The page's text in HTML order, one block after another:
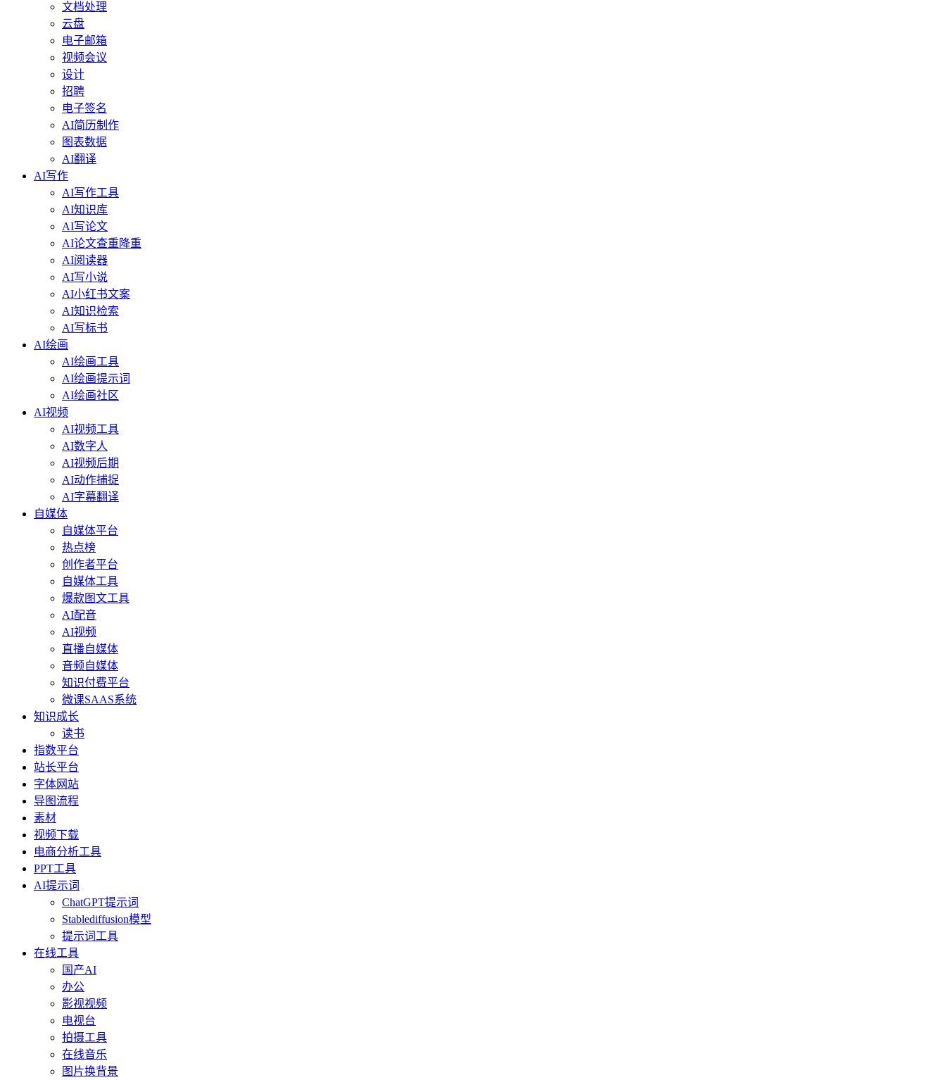
文档处理
云盘
电子邮箱
视频会议
设计
招聘
电子签名
AI简历制作
图表数据
AI翻译
AI写作
AI写作工具
AI知识库
AI写论文
AI论文查重降重
AI阅读器
AI写小说
AI小红书文案
AI知识检索
AI写标书
AI绘画
AI绘画工具
AI绘画提示词
AI绘画社区
AI视频
AI视频工具
AI数字人
AI视频后期
AI动作捕捉
AI字幕翻译
自媒体
自媒体平台
热点榜
创作者平台
自媒体工具
爆款图文工具
AI配音
AI视频
直播自媒体
音频自媒体
知识付费平台
微课SAAS系统
知识成长
读书
指数平台
站长平台
字体网站
导图流程
素材
视频下载
电商分析工具
PPT工具
AI提示词
ChatGPT提示词
Stablediffusion模型
提示词工具
在线工具
国产AI
办公
影视视频
电视台
拍摄工具
在线音乐
图片换背景